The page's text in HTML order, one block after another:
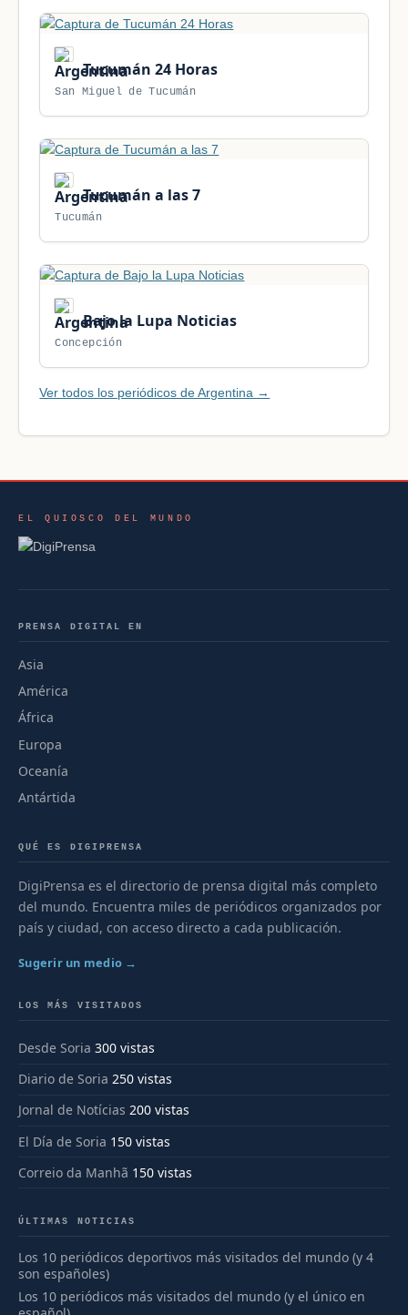
Tucumán 24 Horas
San Miguel de Tucumán
Tucumán a las 7
Tucumán
Bajo la Lupa Noticias
Concepción
Ver todos los periódicos de Argentina →
EL QUIOSCO DEL MUNDO
PRENSA DIGITAL EN
Asia
América
África
Europa
Oceanía
Antártida
QUÉ ES DIGIPRENSA
DigiPrensa es el directorio de prensa digital más completo
del mundo. Encuentra miles de periódicos organizados por
país y ciudad, con acceso directo a cada publicación.
Sugerir un medio →
LOS MÁS VISITADOS
Desde Soria 300 vistas
Diario de Soria 250 vistas
Jornal de Notícias 200 vistas
El Día de Soria 150 vistas
Correio da Manhã 150 vistas
ÚLTIMAS NOTICIAS
Los 10 periódicos deportivos más visitados del mundo (y 4
son españoles)
Los 10 periódicos más visitados del mundo (y el único en